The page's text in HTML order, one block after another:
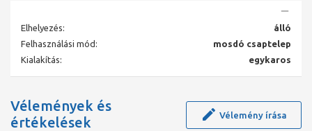
Elhelyezés:
álló
Felhasználási mód:
mosdó csaptelep
Kialakítás:
egykaros
Vélemények és
értékelések
Vélemény írása